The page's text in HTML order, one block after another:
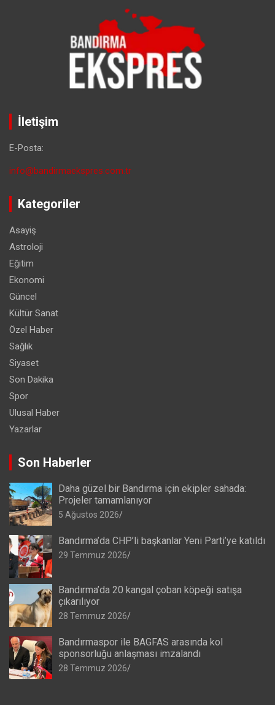
İletişim
E-Posta:
info@bandirmaekspres.com.tr
Kategoriler
Asayiş
Astroloji
Eğitim
Ekonomi
Güncel
Kültür Sanat
Özel Haber
Sağlık
Siyaset
Son Dakika
Spor
Ulusal Haber
Yazarlar
Son Haberler
Daha güzel bir Bandırma için ekipler sahada:
Projeler tamamlanıyor
5 Ağustos 2026
Bandırma’da CHP’li başkanlar Yeni Parti’ye katıldı
29 Temmuz 2026
Bandırma’da 20 kangal çoban köpeği satışa
çıkarılıyor
28 Temmuz 2026
Bandırmaspor ile BAGFAS arasında kol
sponsorluğu anlaşması imzalandı
28 Temmuz 2026